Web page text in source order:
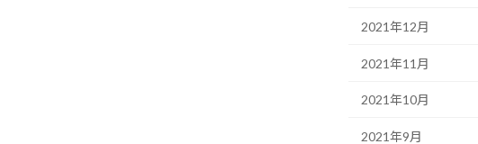
2021年12月
2021年11月
2021年10月
2021年9月